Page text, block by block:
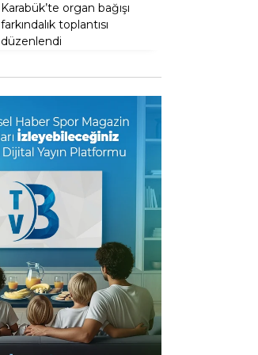
Karabük’te organ bağışı
farkındalık toplantısı
düzenlendi